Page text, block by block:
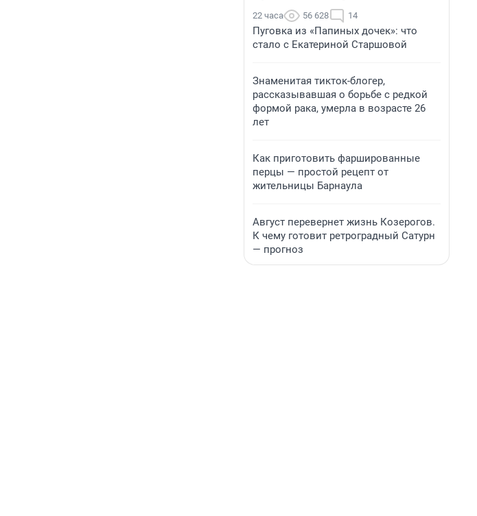
22 часа 56 628 14
Пуговка из «Папиных дочек»: что
стало с Екатериной Старшовой
Знаменитая тикток-блогер,
рассказывавшая о борьбе с редкой
формой рака, умерла в возрасте 26
лет
Как приготовить фаршированные
перцы — простой рецепт от
жительницы Барнаула
Август перевернет жизнь Козерогов.
К чему готовит ретроградный Сатурн
— прогноз